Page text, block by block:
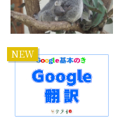
NEW